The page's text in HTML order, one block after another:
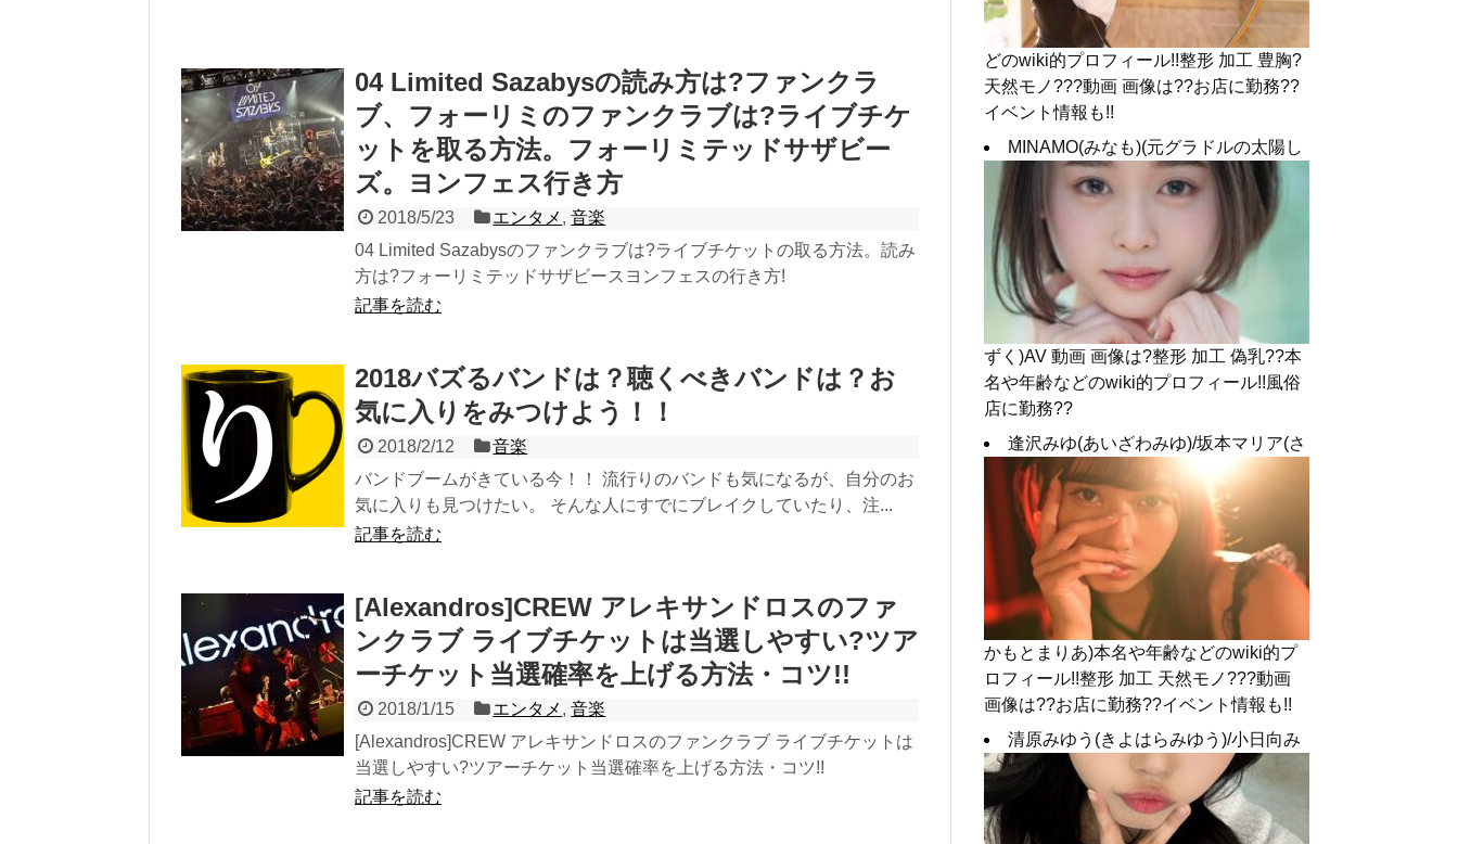
04 Limited Sazabysの読み方は?ファンクラ
ブ、フォーリミのファンクラブは?ライブチケ
ットを取る方法。フォーリミテッドサザビー
ズ。ヨンフェス行き方
2018/5/23 エンタメ ,音楽
04 Limited Sazabysのファンクラブは?ライブチケットの取る方法。読み
方は?フォーリミテッドサザビースヨンフェスの行き方!
記事を読む
2018バズるバンドは？聴くべきバンドは？お
気に入りをみつけよう！！
2018/2/12
音楽
バンドブームがきている今！！ 流行りのバンドも気になるが、自分のお
気に入りも見つけたい。 そんな人にすでにブレイクしていたり、注...
記事を読む
[Alexandros]CREW アレキサンドロスのファ
ンクラブ ライブチケットは当選しやすい?ツア
ーチケット当選確率を上げる方法・コツ!!
2018/1/15 エンタメ ,音楽
[Alexandros]CREW アレキサンドロスのファンクラブ ライブチケットは
当選しやすい?ツアーチケット当選確率を上げる方法・コツ!!
記事を読む
どのwiki的プロフィール!!整形 加工 豊胸?
天然モノ???動画 画像は??お店に勤務??
イベント情報も!!
MINAMO(みなも)(元グラドルの太陽し
ずく)AV 動画 画像は?整形 加工 偽乳??本
名や年齢などのwiki的プロフィール!!風俗
店に勤務??
逢沢みゆ(あいざわみゆ)/坂本マリア(さ
かもとまりあ)本名や年齢などのwiki的プ
ロフィール!!整形 加工 天然モノ???動画
画像は??お店に勤務??イベント情報も!!
清原みゆう(きよはらみゆう)/小日向み